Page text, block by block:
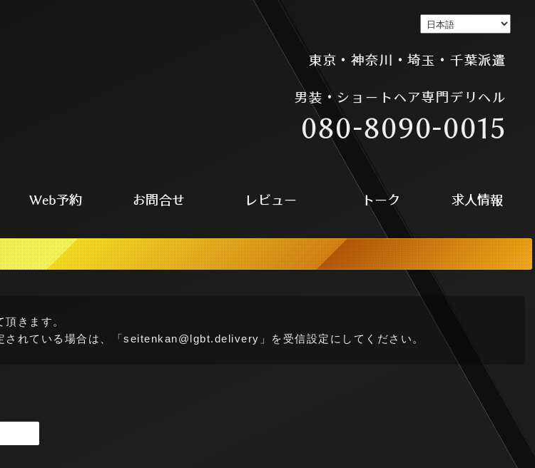
男装 ショートヘア ショートカット FTM 新宿風俗 デ
男装・ショートヘア専門デリヘル
東京・神奈川・埼玉・千葉派遣
080-8090-0015
Web予約 お問合せ レビュー トーク 求人情報
きます。
れている場合は、「seitenkan@lgbt.delivery」を受信設定にしてください。